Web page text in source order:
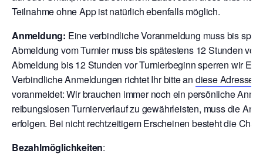
Teilnahme ohne App ist natürlich ebenfalls möglich.
Anmeldung: Eine verbindliche Voranmeldung muss bis
Abmeldung vom Turnier muss bis spätestens 12 Stunden
Abmeldung bis 12 Stunden vor Turnierbeginn sperren wir
Verbindliche Anmeldungen richtet Ihr bitte an diese Adresse
voranmeldet: Wir brauchen immer noch ein persönliche
reibungslosen Turnierverlauf zu gewährleisten, muss die
erfolgen. Bei nicht rechtzeitigem Erscheinen besteht die
Bezahlmöglichkeiten: